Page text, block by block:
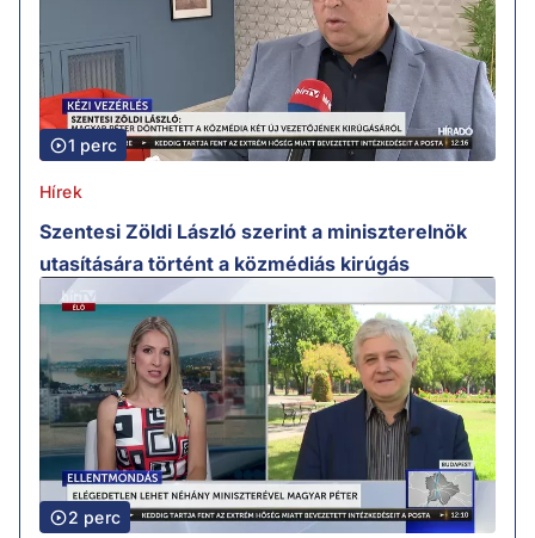
1 perc
Hírek
Szentesi Zöldi László szerint a miniszterelnök
utasítására történt a közmédiás kirúgás
2 perc